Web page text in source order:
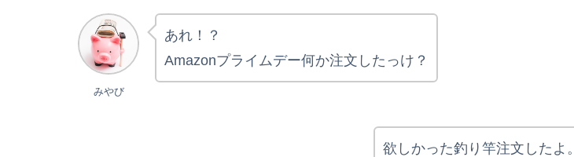
みやび
あれ！？
Amazonプライムデー何か注文したっけ？
欲しかった釣り竿注文したよ。